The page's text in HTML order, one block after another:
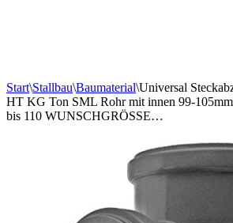
Start\Stallbau\Baumaterial\Universal
HT KG Ton SML Rohr mit innen 99-
bis 110 WUNSCHGRÖSSE…